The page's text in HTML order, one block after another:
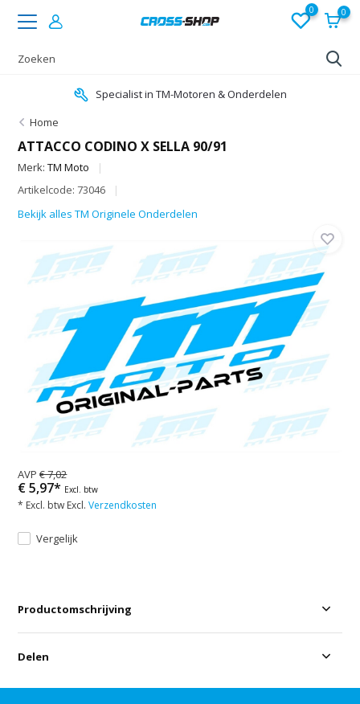
0 0
Specialist in TM-Motoren & Onderdelen
Home
ATTACCO CODINO X SELLA 90/91
Merk:TM Moto
Artikelcode: 73046
Bekijk alles TM Originele Onderdelen
AVP€ 7,02
€ 5,97* Excl. btw
* Excl. btw Excl.Verzendkosten
Vergelijk
Productomschrijving
Delen